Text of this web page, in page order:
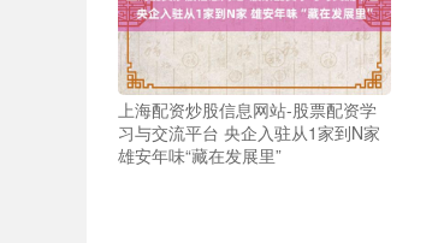
上海配资炒股信息网站-股票配资学
习与交流平台 央企入驻从1家到N家
雄安年味“藏在发展里”